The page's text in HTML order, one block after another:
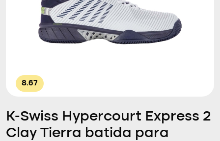
Blog
8.67
K-Swiss Hypercourt Express 2
Clay Tierra batida para